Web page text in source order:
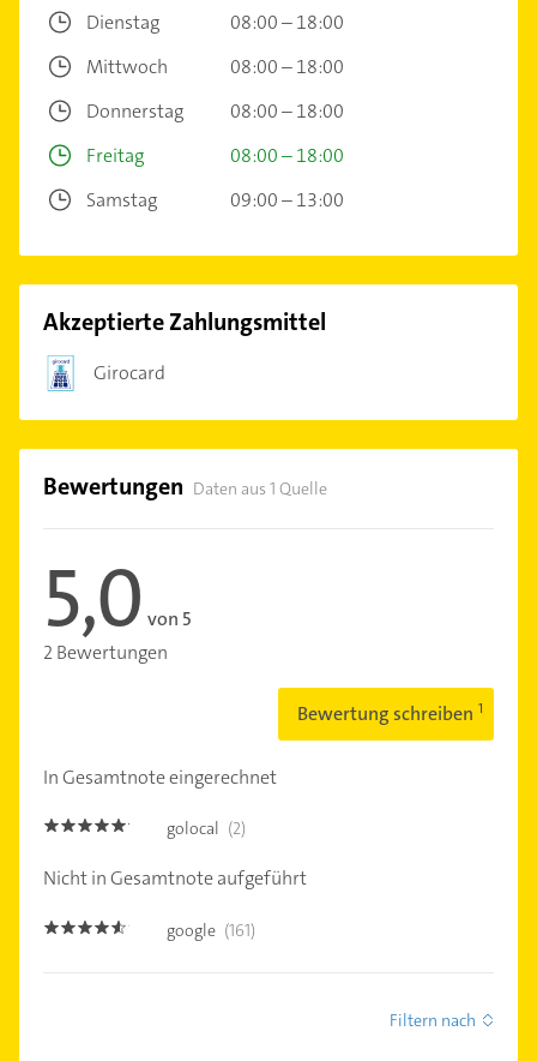
Dienstag
08:00 – 18:00
Mittwoch
08:00 – 18:00
Donnerstag
08:00 – 18:00
Freitag
08:00 – 18:00
Samstag
09:00 – 13:00
Akzeptierte Zahlungsmittel
Girocard
Bewertungen Daten aus 1 Quelle
5,0 von 5
2 Bewertungen
Bewertung schreiben
In Gesamtnote eingerechnet
5.0 golocal (2)
Nicht in Gesamtnote aufgeführt
4.5 google (161)
Filtern nach